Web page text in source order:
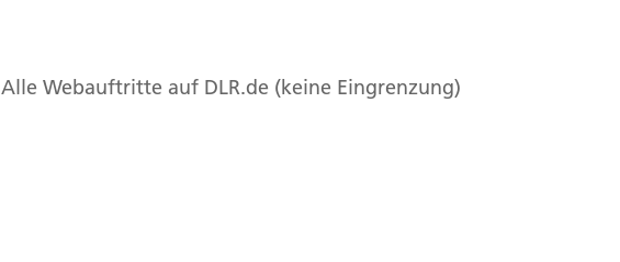
Alle Webauftritte auf DLR.de (keine Eingrenzung)